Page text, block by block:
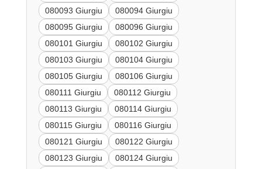
080093 Giurgiu
080094 Giurgiu
080095 Giurgiu
080096 Giurgiu
080101 Giurgiu
080102 Giurgiu
080103 Giurgiu
080104 Giurgiu
080105 Giurgiu
080106 Giurgiu
080111 Giurgiu
080112 Giurgiu
080113 Giurgiu
080114 Giurgiu
080115 Giurgiu
080116 Giurgiu
080121 Giurgiu
080122 Giurgiu
080123 Giurgiu
080124 Giurgiu